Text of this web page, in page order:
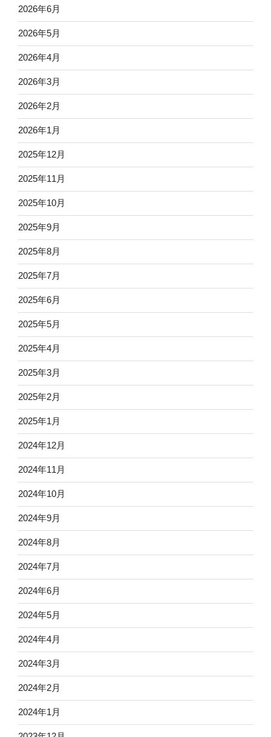
2026年6月
2026年5月
2026年4月
2026年3月
2026年2月
2026年1月
2025年12月
2025年11月
2025年10月
2025年9月
2025年8月
2025年7月
2025年6月
2025年5月
2025年4月
2025年3月
2025年2月
2025年1月
2024年12月
2024年11月
2024年10月
2024年9月
2024年8月
2024年7月
2024年6月
2024年5月
2024年4月
2024年3月
2024年2月
2024年1月